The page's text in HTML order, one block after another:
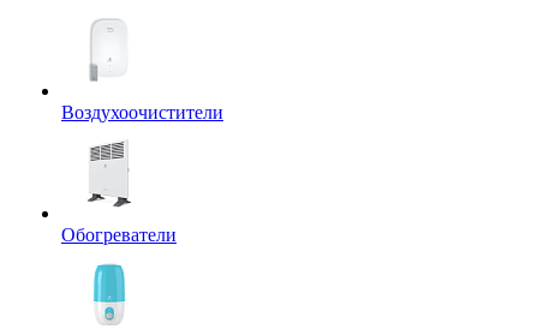
Воздухоочистители
Обогреватели